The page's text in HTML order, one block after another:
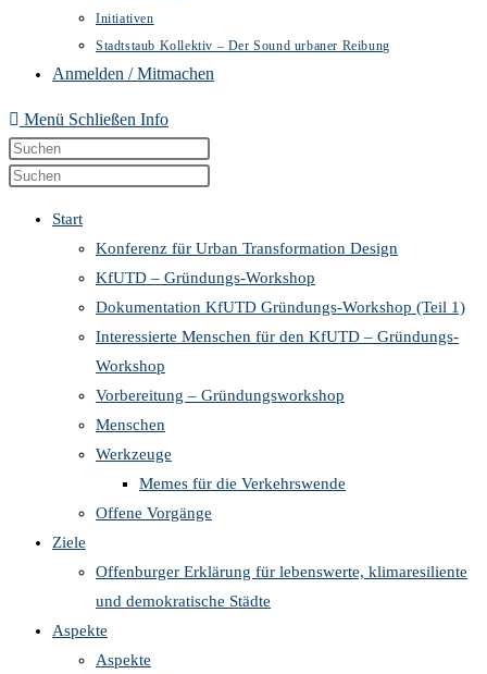
Initiativen
Stadtstaub Kollektiv – Der Sound urbaner Reibung
Anmelden / Mitmachen
Menü Schließen Info
Diese
Website
the
search
panel.
close
the
search
panel.
Start
Konferenz für Urban Transformation Design
KfUTD – Gründungs-Workshop
Dokumentation KfUTD Gründungs-Workshop (Teil 1)
Interessierte Menschen für den KfUTD – Gründungs-
Workshop
Vorbereitung – Gründungsworkshop
Menschen
Werkzeuge
Memes für die Verkehrswende
Offene Vorgänge
Ziele
Offenburger Erklärung für lebenswerte, klimaresiliente
und demokratische Städte
Aspekte
Aspekte